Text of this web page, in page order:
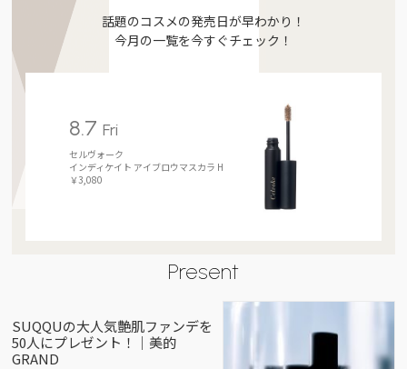
話題のコスメの発売日が早わかり！
今月の一覧を今すぐチェック！
8.7Fri
セルヴォーク
インディケイト アイブロウマスカラ H
￥3,080
Present
SUQQUの大人気艶肌ファンデを
50人にプレゼント！｜美的
GRAND